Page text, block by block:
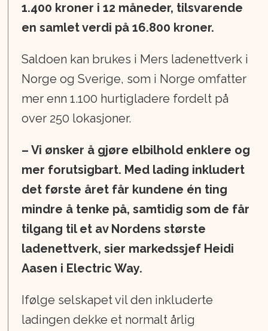
1.400 kroner i 12 måneder, tilsvarende
en samlet verdi på 16.800 kroner.
Saldoen kan brukes i Mers ladenettverk i
Norge og Sverige, som i Norge omfatter
mer enn 1.100 hurtigladere fordelt på
over 250 lokasjoner.
– Vi ønsker å gjøre elbilhold enklere og
mer forutsigbart. Med lading inkludert
det første året får kundene én ting
mindre å tenke på, samtidig som de får
tilgang til et av Nordens største
ladenettverk, sier markedssjef Heidi
Aasen i Electric Way.
Ifølge selskapet vil den inkluderte
ladingen dekke et normalt årlig